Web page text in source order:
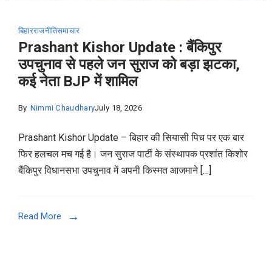
बिहारराजनीतिसमाचार
Prashant Kishor Update : बैंकिपुर
उपचुनाव से पहले जन सुराज को बड़ा झटका,
कई नेता BJP में शामिल
By Nimmi ChaudharyJuly 18, 2026
Prashant Kishor Update – बिहार की सियासी पिच पर एक बार
फिर हलचल मच गई है। जन सुराज पार्टी के संस्थापक प्रशांत किशोर
बैंकिपुर विधानसभा उपचुनाव में अपनी किस्मत आजमाने […]
Read More